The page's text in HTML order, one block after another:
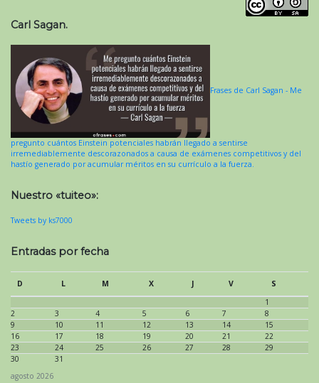
Carl Sagan.
Frases de Carl Sagan - Me
pregunto cuántos Einstein potenciales habrán llegado a sentirse
irremediablemente descorazonados a causa de exámenes competitivos y del
hastío generado por acumular méritos en su currículo a la fuerza.
Nuestro «tuiteo»:
Tweets by ks7000
Entradas por fecha
agosto 2026
D L M X J V
S
1
2
3 4 5 6 7
8
9
10 11 12 13 14
15
16
17 18 19 20 21
22
23
24 25 26 27 28
29
30
31